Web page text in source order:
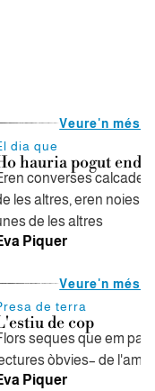
Veure'n més
dia que
hauria pogut
converses calcades
les altres, eren noies
de les altres
Piquer
Veure'n més
de terra
de cop
seques que em
òbvies– de
Piquer